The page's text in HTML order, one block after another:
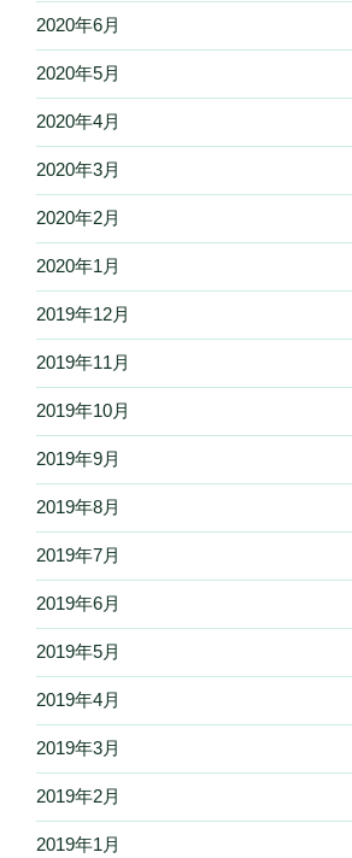
2020年6月
2020年5月
2020年4月
2020年3月
2020年2月
2020年1月
2019年12月
2019年11月
2019年10月
2019年9月
2019年8月
2019年7月
2019年6月
2019年5月
2019年4月
2019年3月
2019年2月
2019年1月